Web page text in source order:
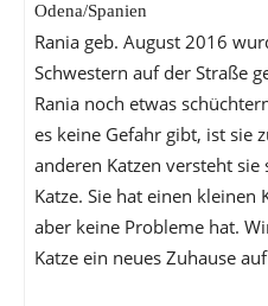
Odena/Spanien
Rania geb. August 2016
Schwestern auf der Straße
Rania noch etwas
es keine Gefahr gibt, ist sie
anderen Katzen versteht
Katze. Sie hat einen
aber keine Probleme hat.
Katze ein neues Zuhause